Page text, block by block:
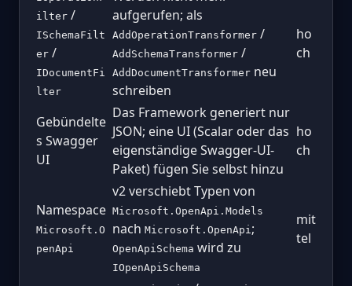
ilter /
ISchemaFilt
er /
IDocumentFi
lter
aufgerufen; als
AddOperationTransformer /
AddSchemaTransformer /
AddDocumentTransformer neu
schreiben
ho
ch
Gebündelte
s Swagger
UI
Das Framework generiert nur
JSON; eine UI (Scalar oder das
eigenständige Swagger-UI-
Paket) fügen Sie selbst hinzu
ho
ch
Namespace
Microsoft.O
penApi
v2 verschiebt Typen von
Microsoft.OpenApi.Models
nach Microsoft.OpenApi ;
OpenApiSchema wird zu
IOpenApiSchema
mit
tel